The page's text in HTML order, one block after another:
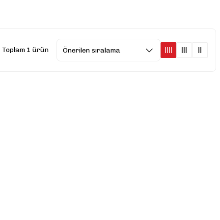
Toplam 1 ürün